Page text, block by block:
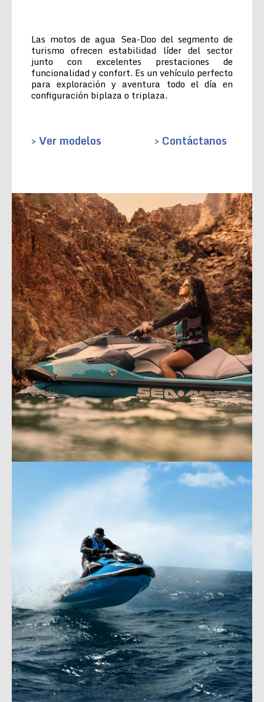
Las motos de agua Sea-Doo del segmento de
turismo ofrecen estabilidad líder del sector
junto con excelentes prestaciones de
funcionalidad y confort. Es un vehículo perfecto
para exploración y aventura todo el día en
configuración biplaza o triplaza.
> Ver modelos > Contáctanos